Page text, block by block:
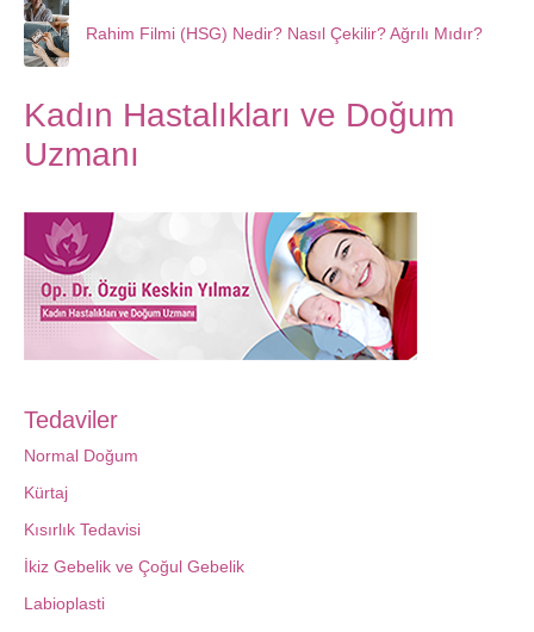
Rahim Filmi (HSG) Nedir? Nasıl Çekilir? Ağrılı Mıdır?
Kadın Hastalıkları ve Doğum
Uzmanı
Tedaviler
Normal Doğum
Kürtaj
Kısırlık Tedavisi
İkiz Gebelik ve Çoğul Gebelik
Labioplasti